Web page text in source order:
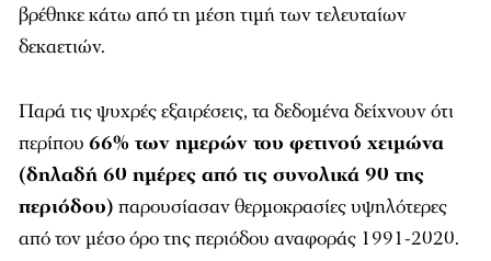
βρέθηκε κάτω από τη μέση τιμή των τελευταίων
δεκαετιών.
Παρά τις ψυχρές εξαιρέσεις, τα δεδομένα δείχνουν ότι
περίπου 66% των ημερών του φετινού χειμώνα
(δηλαδή 60 ημέρες από τις συνολικά 90 της
περιόδου) παρουσίασαν θερμοκρασίες υψηλότερες
από τον μέσο όρο της περιόδου αναφοράς 1991-2020.